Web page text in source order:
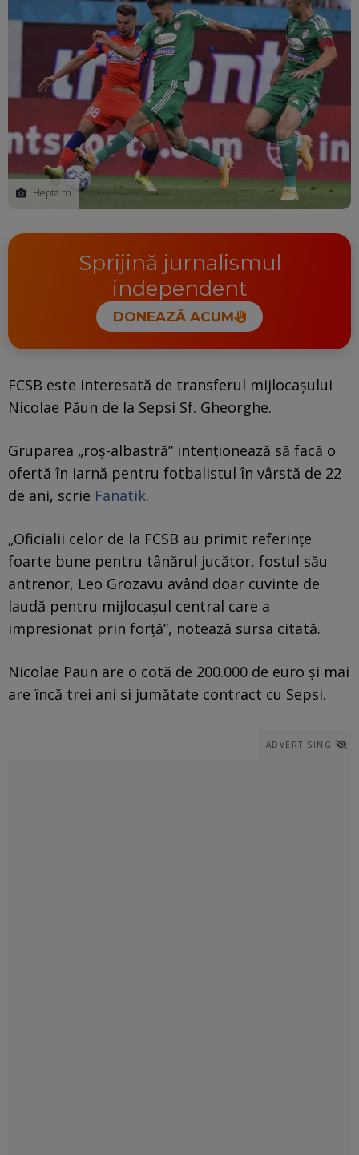
Hepta.ro
Sprijină jurnalismul
independent
DONEAZĂ ACUM
FCSB este interesată de transferul mijlocașului
Nicolae Păun de la Sepsi Sf. Gheorghe.
Gruparea „roș-albastră” intenționează să facă o
ofertă în iarnă pentru fotbalistul în vârstă de 22
de ani, scrie Fanatik.
„Oficialii celor de la FCSB au primit referințe
foarte bune pentru tânărul jucător, fostul său
antrenor, Leo Grozavu având doar cuvinte de
laudă pentru mijlocașul central care a
impresionat prin forță”, notează sursa citată.
Nicolae Paun are o cotă de 200.000 de euro și mai
are încă trei ani si jumătate contract cu Sepsi.
ADVERTISING